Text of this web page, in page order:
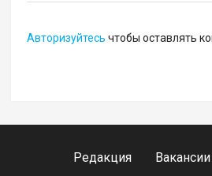
Авторизуйтесь чтобы оставлять
Редакция Вакансии